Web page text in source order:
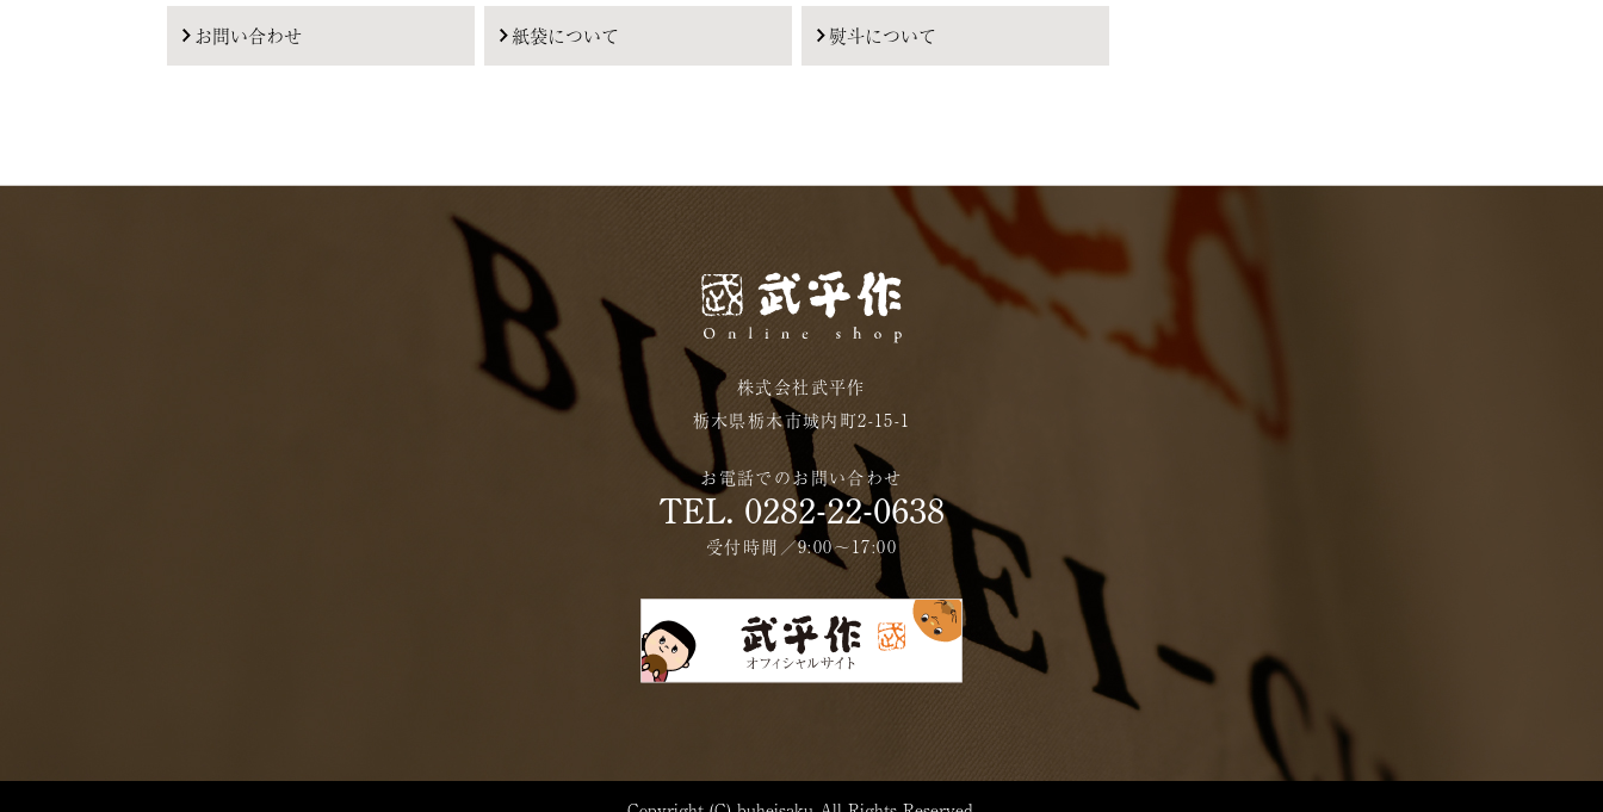
お問い合わせ 紙袋について 熨斗について
株式会社武平作
栃木県栃木市城内町2-15-1
お電話でのお問い合わせ
TEL. 0282-22-0638
受付時間／9:00〜17:00